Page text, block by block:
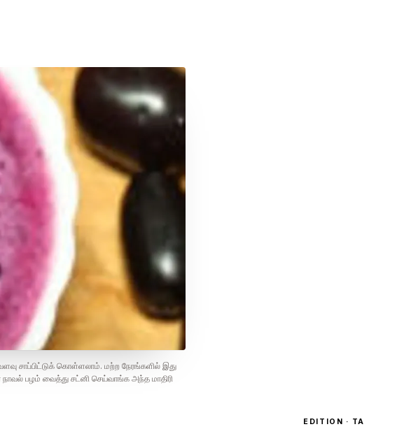
சாப்பிட்டுக் கொள்ளலாம். மற்ற நேரங்களில் இது
நாவல் பழம் வைத்து சட்னி செய்வாங்க அந்த மாதிரி
EDITION · TA